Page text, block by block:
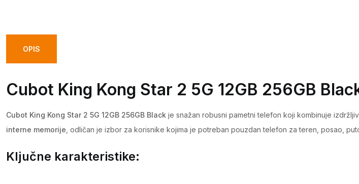
OPIS
Cubot King Kong Star 2 5G 12GB 256GB
Cubot King Kong Star 2 5G 12GB 256GB Black je snažan robusni pametni telefon koji kombinuje
interne memorije , odličan je izbor za korisnike kojima je potreban pouzdan telefon za teren, posao,
Ključne karakteristike: